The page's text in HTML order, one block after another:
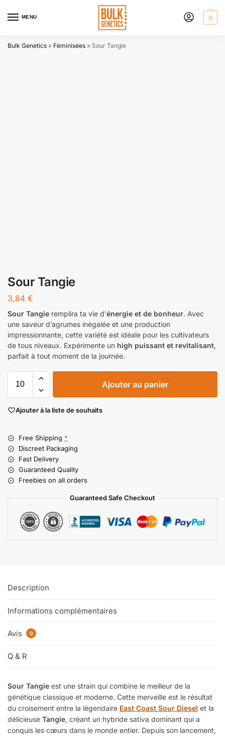
MENU 0
Bulk Genetics » Féminisées » Sour Tangie
Sour Tangie
3,84 €
Sour Tangie remplira ta vie d’énergie et de bonheur. Avec
une saveur d’agrumes inégalée et une production
impressionnante, cette variété est idéale pour les cultivateurs
de tous niveaux. Expérimente un high puissant et revitalisant,
parfait à tout moment de la journée.
Ajouter au panier
Ajouter à la liste de souhaits
Free Shipping *
Discreet Packaging
Fast Delivery
Guaranteed Quality
Freebies on all orders
Guaranteed Safe Checkout
Description
Informations complémentaires
Avis 0
Q & R
Sour Tangie est une strain qui combine le meilleur de la
génétique classique et moderne. Cette merveille est le résultat
du croisement entre la légendaire East Coast Sour Diesel et la
délicieuse Tangie, créant un hybride sativa dominant qui a
conquis les cœurs dans le monde entier. Depuis son lancement,